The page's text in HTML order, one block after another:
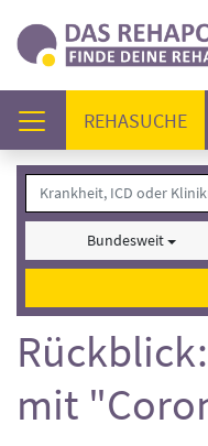
REHASUCHE
Bundesweit
mit